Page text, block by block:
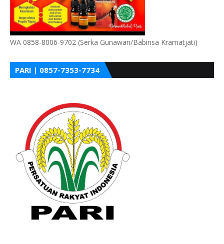
WA 0858-8006-9702 (Serka Gunawan/Babinsa Kramatjati)
PARI | 0857-7353-7734